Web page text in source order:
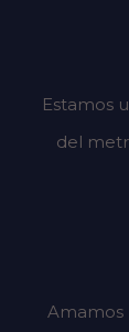
Estamos
del
Amamos